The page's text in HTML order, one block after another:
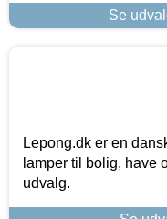
Se
Lepong.dk er en
lamper til bolig, have
udvalg.